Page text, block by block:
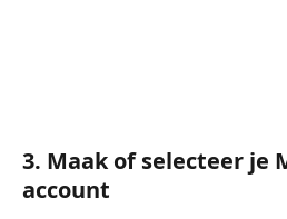
3. Maak of selecteer je
account